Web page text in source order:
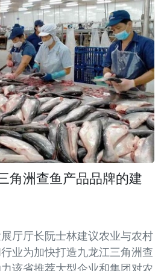
角洲查鱼产品品牌的建
厅厅长阮士林建议农业与农村
业为加快打造九龙江三角洲查